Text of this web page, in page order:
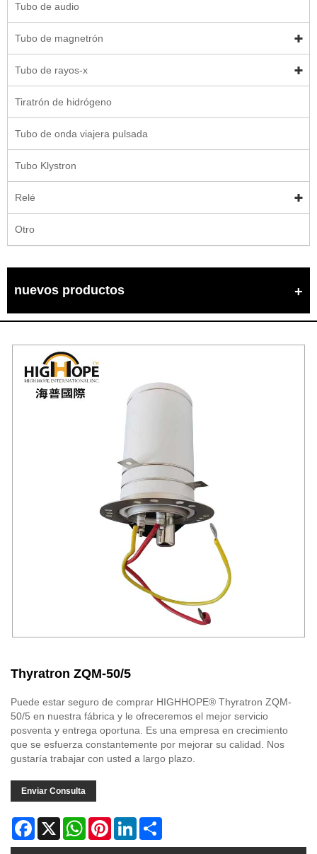
Tubo de audio
Tubo de magnetrón
Tubo de rayos-x
Tiratrón de hidrógeno
Tubo de onda viajera pulsada
Tubo Klystron
Relé
Otro
nuevos productos
Thyratron ZQM-50/5
Puede estar seguro de comprar HIGHHOPE® Thyratron ZQM-
50/5 en nuestra fábrica y le ofreceremos el mejor servicio
posventa y entrega oportuna. Es una empresa en crecimiento
que se esfuerza constantemente por mejorar su calidad. Nos
gustaría trabajar con usted a largo plazo.
Enviar Consulta
Facebook
X WhatsAppPinterestLinkedIn